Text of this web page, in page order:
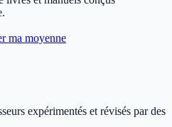
ma moyenne
expérimentés et révisés par des